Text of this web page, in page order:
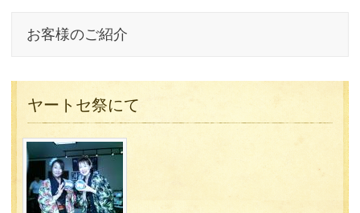
お客様のご紹介
ヤートセ祭にて